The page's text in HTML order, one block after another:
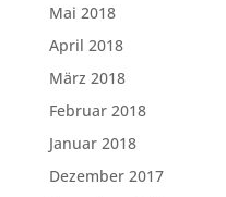
Mai 2018
April 2018
März 2018
Februar 2018
Januar 2018
Dezember 2017